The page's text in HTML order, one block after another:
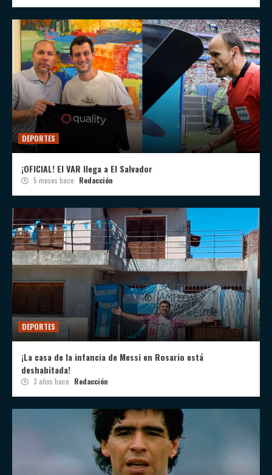
DEPORTES
¡OFICIAL! El VAR llega a El Salvador
5 meses hace Redacción
DEPORTES
¡La casa de la infancia de Messi en Rosario está
deshabitada!
3 años hace Redacción